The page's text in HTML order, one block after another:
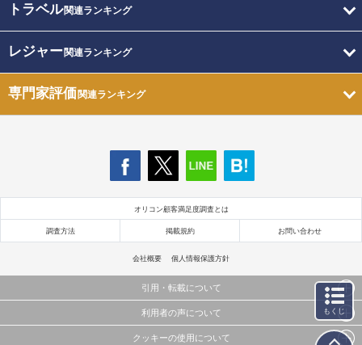
トラベル関連ランキング
レジャー関連ランキング
専門家評価関連ランキング
オリコン顧客満足度調査とは
調査方法 掲載規約 お問い合わせ
会社概要 個人情報保護方針
引用・転載について
当サイトで公開されている情報（文字、写真、イラスト、画像データ等）及びこれらの配置・
利用者の声について
当サイトに掲載している内容はすべてサービスの利用者が提出された見解・感想です。
クッキーの使用について
もくじ